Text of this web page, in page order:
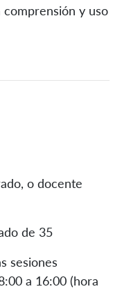
y uso
o docente
de 35
sesiones
a 16:00 (hora